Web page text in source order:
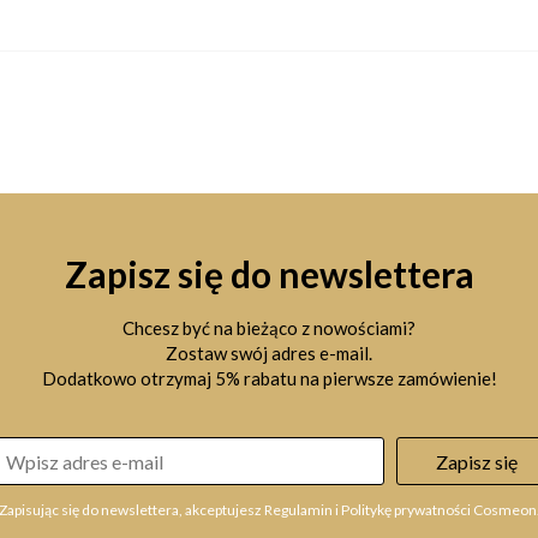
Zapisz się do newslettera
Chcesz być na bieżąco z nowościami?
Zostaw swój adres e-mail.
Dodatkowo otrzymaj 5% rabatu na pierwsze zamówienie!
Zapisz się
Zapisując się do newslettera, akceptujesz Regulamin i Politykę prywatności